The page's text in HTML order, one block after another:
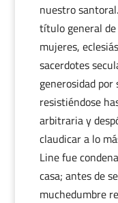
nuestro
título general
mujeres,
sacerdotes
generosidad
resistiéndose
arbitraria y
claudicar a lo
Line fue
casa; antes de
muchedumbre